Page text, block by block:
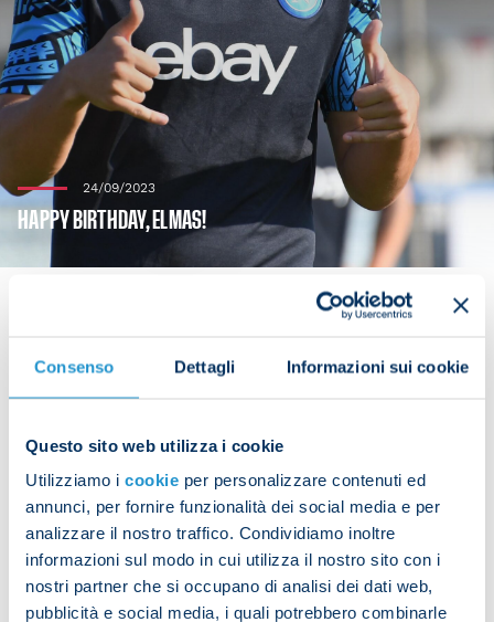
Consenso Dettagli Informazioni sui cookie
Questo sito web utilizza i cookie
Utilizziamo i cookie per personalizzare contenuti ed
annunci, per fornire funzionalità dei social media e per
analizzare il nostro traffico. Condividiamo inoltre
informazioni sul modo in cui utilizza il nostro sito con i
nostri partner che si occupano di analisi dei dati web,
pubblicità e social media, i quali potrebbero combinarle
24/09/2023
HAPPY BIRTHDAY, ELMAS!
Eljif Elmas turns 24 years old today!
(Macedonia) on 24 September 1999.
Club president Aurelio De Laurentiis and everyone
at SSC Napoli sends the player their warmest
wishes.